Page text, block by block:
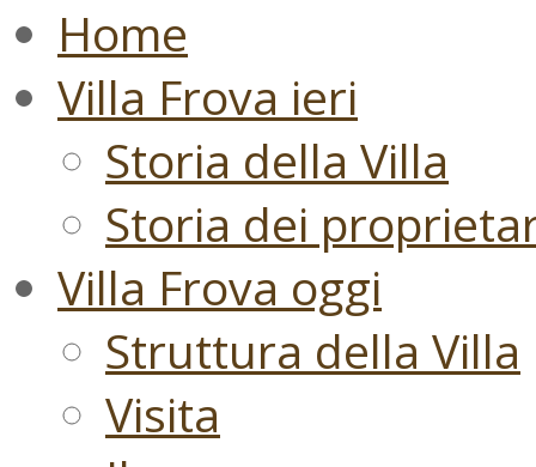
Home
Villa Frova ieri
Storia della Villa
Storia dei
Villa Frova oggi
Struttura della Villa
Visita